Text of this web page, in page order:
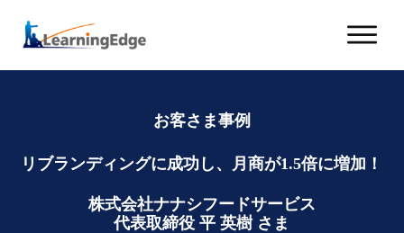
お客さま事例
リブランディングに成功し、月商が1.5倍に増加！
株式会社ナナシフードサービス
代表取締役 平 英樹 さま